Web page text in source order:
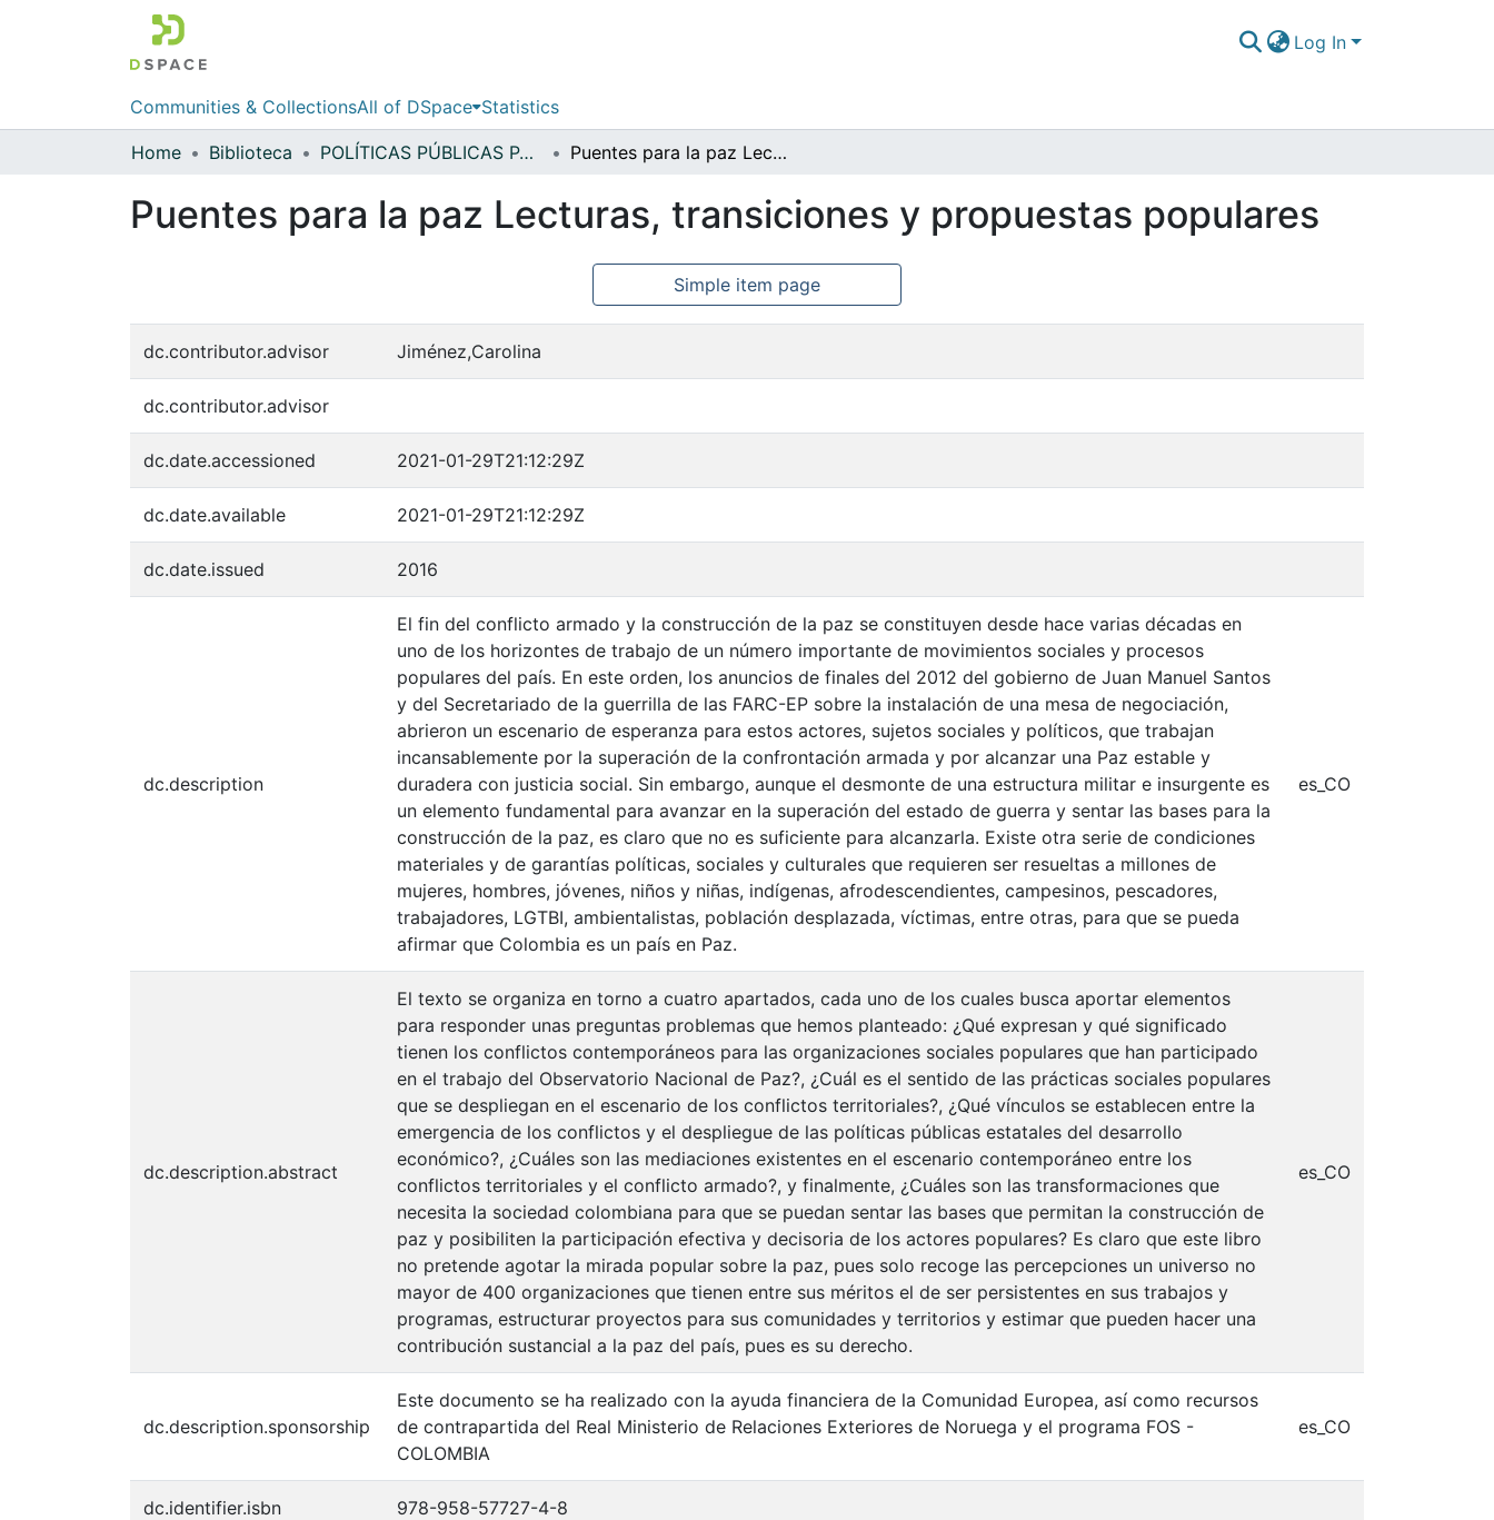
Log In
Communities & CollectionsAll of DSpace Statistics
Home Biblioteca POLÍTICAS PÚBLICAS PARA LA PAZ Puentes para la paz Lecturas, transiciones y propuestas populares
Puentes para la paz Lecturas, transiciones y propuestas populares
Simple item page
dc.contributor.advisor Jiménez,Carolina
dc.contributor.advisor
dc.date.accessioned 2021-01-29T21:12:29Z
dc.date.available 2021-01-29T21:12:29Z
dc.date.issued 2016
dc.description
El fin del conflicto armado y la construcción de la paz se constituyen desde hace varias décadas en
uno de los horizontes de trabajo de un número importante de movimientos sociales y procesos
populares del país. En este orden, los anuncios de finales del 2012 del gobierno de Juan Manuel Santos
y del Secretariado de la guerrilla de las FARC-EP sobre la instalación de una mesa de negociación,
abrieron un escenario de esperanza para estos actores, sujetos sociales y políticos, que trabajan
incansablemente por la superación de la confrontación armada y por alcanzar una Paz estable y
duradera con justicia social. Sin embargo, aunque el desmonte de una estructura militar e insurgente es
un elemento fundamental para avanzar en la superación del estado de guerra y sentar las bases para la
construcción de la paz, es claro que no es suficiente para alcanzarla. Existe otra serie de condiciones
materiales y de garantías políticas, sociales y culturales que requieren ser resueltas a millones de
mujeres, hombres, jóvenes, niños y niñas, indígenas, afrodescendientes, campesinos, pescadores,
trabajadores, LGTBI, ambientalistas, población desplazada, víctimas, entre otras, para que se pueda
afirmar que Colombia es un país en Paz.
es_CO
dc.description.abstract
El texto se organiza en torno a cuatro apartados, cada uno de los cuales busca aportar elementos
para responder unas preguntas problemas que hemos planteado: ¿Qué expresan y qué significado
tienen los conflictos contemporáneos para las organizaciones sociales populares que han participado
en el trabajo del Observatorio Nacional de Paz?, ¿Cuál es el sentido de las prácticas sociales populares
que se despliegan en el escenario de los conflictos territoriales?, ¿Qué vínculos se establecen entre la
emergencia de los conflictos y el despliegue de las políticas públicas estatales del desarrollo
económico?, ¿Cuáles son las mediaciones existentes en el escenario contemporáneo entre los
conflictos territoriales y el conflicto armado?, y finalmente, ¿Cuáles son las transformaciones que
necesita la sociedad colombiana para que se puedan sentar las bases que permitan la construcción de
paz y posibiliten la participación efectiva y decisoria de los actores populares? Es claro que este libro
no pretende agotar la mirada popular sobre la paz, pues solo recoge las percepciones un universo no
mayor de 400 organizaciones que tienen entre sus méritos el de ser persistentes en sus trabajos y
programas, estructurar proyectos para sus comunidades y territorios y estimar que pueden hacer una
contribución sustancial a la paz del país, pues es su derecho.
es_CO
dc.description.sponsorship
Este documento se ha realizado con la ayuda financiera de la Comunidad Europea, así como recursos
de contrapartida del Real Ministerio de Relaciones Exteriores de Noruega y el programa FOS -
COLOMBIA
es_CO
dc.identifier.isbn 978-958-57727-4-8